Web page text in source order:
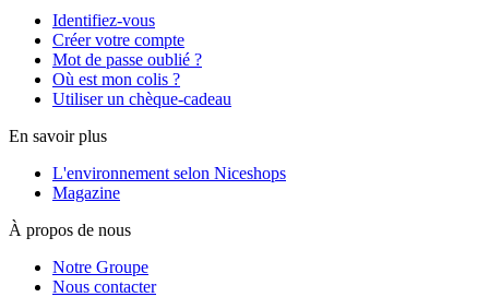
Identifiez-vous
Créer votre compte
Mot de passe oublié ?
Où est mon colis ?
Utiliser un chèque-cadeau
En savoir plus
L'environnement selon Niceshops
Magazine
À propos de nous
Notre Groupe
Nous contacter